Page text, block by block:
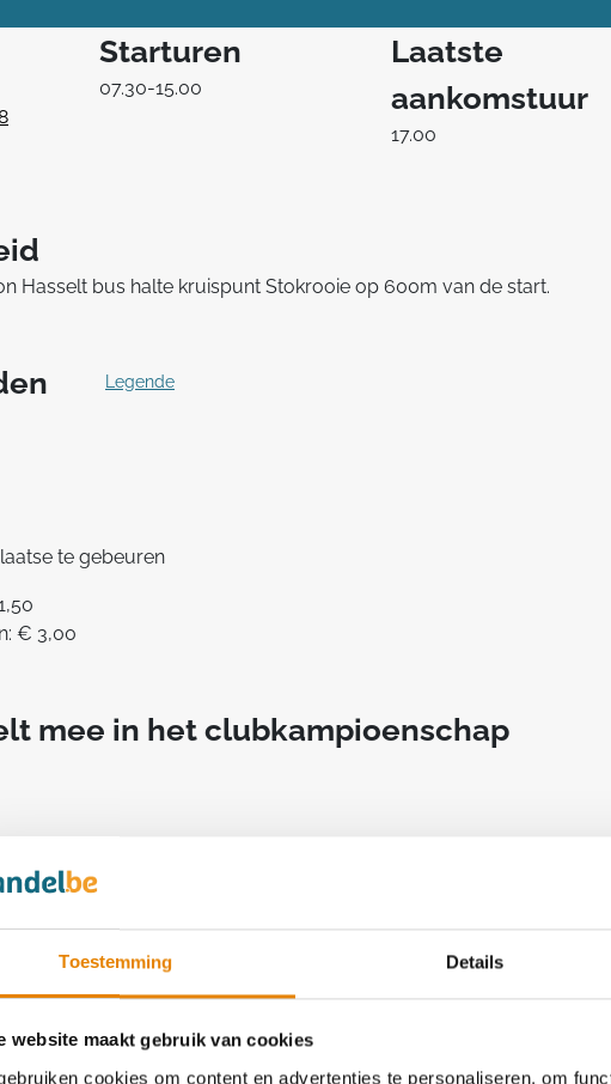
Toestemming Details
website maakt gebruik van cookies
cookies om content en advertenties te personaliseren, om
Starturen
07.30-15.00
Laatste
aankomstuur
17.00
Hasselt bus halte kruispunt Stokrooie op 600m van de start.
Legende
te gebeuren
€ 3,00
mee in het clubkampioenschap
van deze club
Kerstwandeling